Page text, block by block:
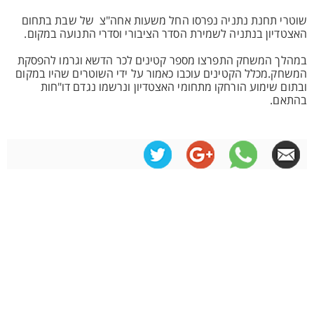
שוטרי תחנת נתניה נפרסו החל משעות אחה"צ של שבת בתחום
האצטדיון בנתניה לשמירת הסדר הציבורי וסדרי התנועה במקום.
במהלך המשחק התפרצו מספר קטינים לכר הדשא וגרמו להפסקת
המשחק.מכלל הקטינים עוכבו כאמור על ידי השוטרים שהיו במקום
ובתום שימוע הורחקו מתחומי האצטדיון ונרשמו נגדם דו"חות
בהתאם.